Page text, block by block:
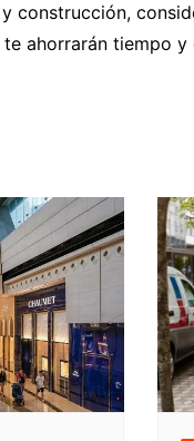
construcción,
ahorrarán tiempo